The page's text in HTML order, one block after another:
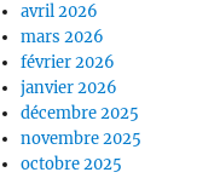
avril 2026
mars 2026
février 2026
janvier 2026
décembre 2025
novembre 2025
octobre 2025